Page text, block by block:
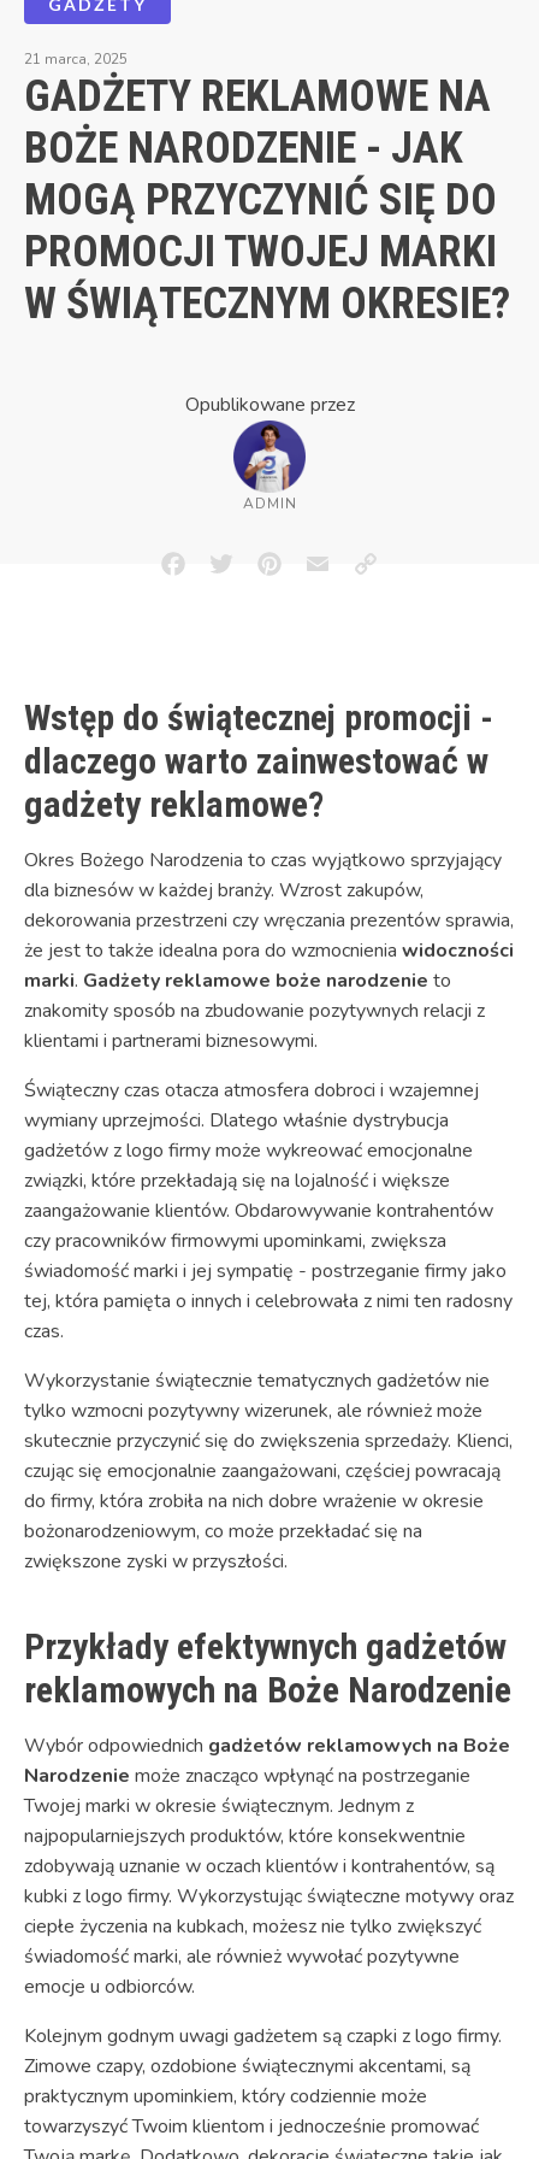
GADŻETY
21 marca, 2025
GADŻETY REKLAMOWE NA
BOŻE NARODZENIE - JAK
MOGĄ PRZYCZYNIĆ SIĘ DO
PROMOCJI TWOJEJ MARKI
W ŚWIĄTECZNYM OKRESIE?
Opublikowane przez
ADMIN
FacebookTwitterPinterestEmailCopy
Wstęp do świątecznej promocji -
dlaczego warto zainwestować w
gadżety reklamowe?
Okres Bożego Narodzenia to czas wyjątkowo sprzyjający
dla biznesów w każdej branży. Wzrost zakupów,
dekorowania przestrzeni czy wręczania prezentów sprawia,
że jest to także idealna pora do wzmocnienia widoczności
marki. Gadżety reklamowe boże narodzenie to
znakomity sposób na zbudowanie pozytywnych relacji z
klientami i partnerami biznesowymi.
Świąteczny czas otacza atmosfera dobroci i wzajemnej
wymiany uprzejmości. Dlatego właśnie dystrybucja
gadżetów z logo firmy może wykreować emocjonalne
związki, które przekładają się na lojalność i większe
zaangażowanie klientów. Obdarowywanie kontrahentów
czy pracowników firmowymi upominkami, zwiększa
świadomość marki i jej sympatię - postrzeganie firmy jako
tej, która pamięta o innych i celebrowała z nimi ten radosny
czas.
Wykorzystanie świątecznie tematycznych gadżetów nie
tylko wzmocni pozytywny wizerunek, ale również może
skutecznie przyczynić się do zwiększenia sprzedaży. Klienci,
czując się emocjonalnie zaangażowani, częściej powracają
do firmy, która zrobiła na nich dobre wrażenie w okresie
bożonarodzeniowym, co może przekładać się na
zwiększone zyski w przyszłości.
Przykłady efektywnych gadżetów
reklamowych na Boże Narodzenie
Wybór odpowiednich gadżetów reklamowych na Boże
Narodzenie może znacząco wpłynąć na postrzeganie
Twojej marki w okresie świątecznym. Jednym z
najpopularniejszych produktów, które konsekwentnie
zdobywają uznanie w oczach klientów i kontrahentów, są
kubki z logo firmy. Wykorzystując świąteczne motywy oraz
ciepłe życzenia na kubkach, możesz nie tylko zwiększyć
świadomość marki, ale również wywołać pozytywne
emocje u odbiorców.
Kolejnym godnym uwagi gadżetem są czapki z logo firmy.
Zimowe czapy, ozdobione świątecznymi akcentami, są
praktycznym upominkiem, który codziennie może
towarzyszyć Twoim klientom i jednocześnie promować